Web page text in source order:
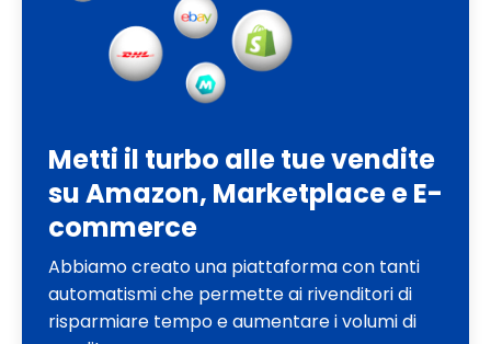
Metti il turbo alle tue vendite
su Amazon, Marketplace e E-
commerce
Abbiamo creato una piattaforma con tanti
automatismi che permette ai rivenditori di
risparmiare tempo e aumentare i volumi di